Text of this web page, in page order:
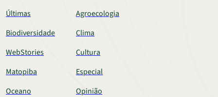
Últimas
Agroecologia
Biodiversidade
Clima
WebStories
Cultura
Matopiba
Especial
Oceano
Opinião